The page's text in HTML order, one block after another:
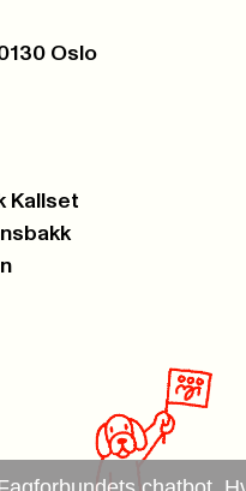
Oslo
Kallset